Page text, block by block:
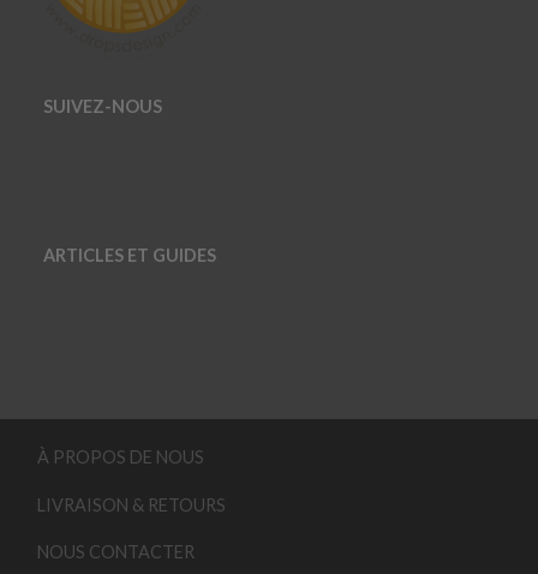
SUIVEZ-NOUS
ARTICLES ET GUIDES
À PROPOS DE NOUS
LIVRAISON & RETOURS
NOUS CONTACTER